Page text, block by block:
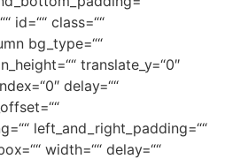
id=““ class=““
bg_type=““
translate_y=“0″
delay=““
left_and_right_padding=““
width=““ delay=““